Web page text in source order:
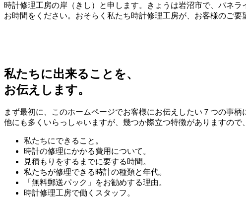
時計修理工房の岸（きし）と申します。きょうは岩沼市で、パネ
お時間をください。おそらく私たち時計修理工房が、お客様のご要
私たちに出来ることを、
お伝えします。
まず最初に、このホームページでお客様にお伝えしたい７つの事
他にも多くいらっしゃいますが、幾つか際立つ特徴がありますので
私たちにできること。
時計の修理にかかる費用について。
見積もりをするまでに要する時間。
私たちが修理できる時計の種類と年代。
「無料郵送パック」をお勧めする理由。
時計修理工房で働くスタッフ。